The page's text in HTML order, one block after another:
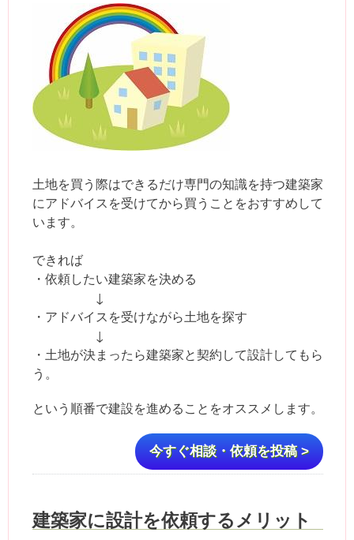
土地を買う際はできるだけ専門の知識を持つ建築家
にアドバイスを受けてから買うことをおすすめして
います。
できれば
・依頼したい建築家を決める
↓
・アドバイスを受けながら土地を探す
↓
・土地が決まったら建築家と契約して設計してもら
う。
という順番で建設を進めることをオススメします。
今すぐ相談・依頼を投稿 >
建築家に設計を依頼するメリット